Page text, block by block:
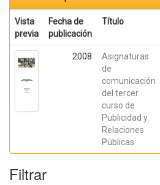
Vista
previa
Fecha de
publicación
Título
2008
Asignaturas
de
comunicación
del tercer
curso de
Publicidad y
Relaciones
Públicas
Filtrar